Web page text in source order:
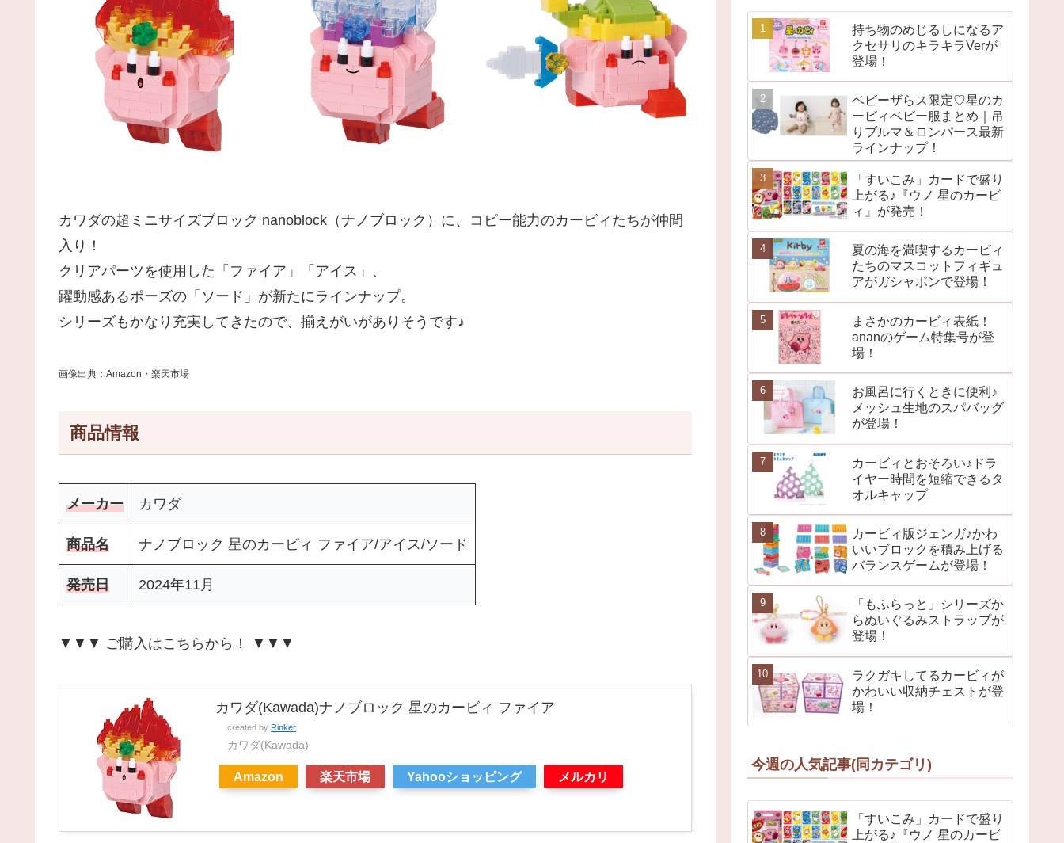
カワダの超ミニサイズブロック nanoblock（ナノブロック）に、コピー能力のカービィたちが仲間
入り！
クリアパーツを使用した「ファイア」「アイス」、
躍動感あるポーズの「ソード」が新たにラインナップ。
シリーズもかなり充実してきたので、揃えがいがありそうです♪
画像出典：Amazon・楽天市場
商品情報
メーカー カワダ
商品名 ナノブロック 星のカービィ ファイア/アイス/ソード
発売日 2024年11月
▼▼▼ ご購入はこちらから！ ▼▼▼
カワダ(Kawada)ナノブロック 星のカービィ ファイア
created by Rinker
カワダ(Kawada)
Amazon 楽天市場 Yahooショッピング メルカリ
持ち物のめじるしになるア
クセサリのキラキラVerが
登場！
ベビーザらス限定♡星のカ
ービィベビー服まとめ｜吊
りブルマ＆ロンパース最新
ラインナップ！
「すいこみ」カードで盛り
上がる♪『ウノ 星のカービ
ィ』が発売！
夏の海を満喫するカービィ
たちのマスコットフィギュ
アがガシャポンで登場！
まさかのカービィ表紙！
ananのゲーム特集号が登
場！
お風呂に行くときに便利♪
メッシュ生地のスパバッグ
が登場！
カービィとおそろい♪ドラ
イヤー時間を短縮できるタ
オルキャップ
カービィ版ジェンガ♪かわ
いいブロックを積み上げる
バランスゲームが登場！
「もふらっと」シリーズか
らぬいぐるみストラップが
登場！
ラクガキしてるカービィが
かわいい収納チェストが登
場！
今週の人気記事(同カテゴリ)
「すいこみ」カードで盛り
上がる♪『ウノ 星のカービ